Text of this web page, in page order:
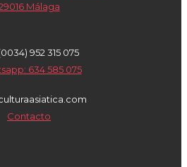
Málaga
952 315 075
634 585 075
Contacto